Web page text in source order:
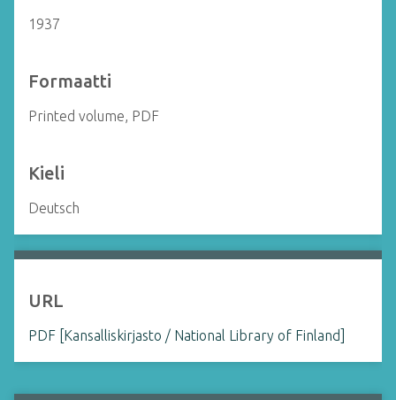
1937
Formaatti
Printed volume, PDF
Kieli
Deutsch
URL
PDF [Kansalliskirjasto / National Library of Finland]